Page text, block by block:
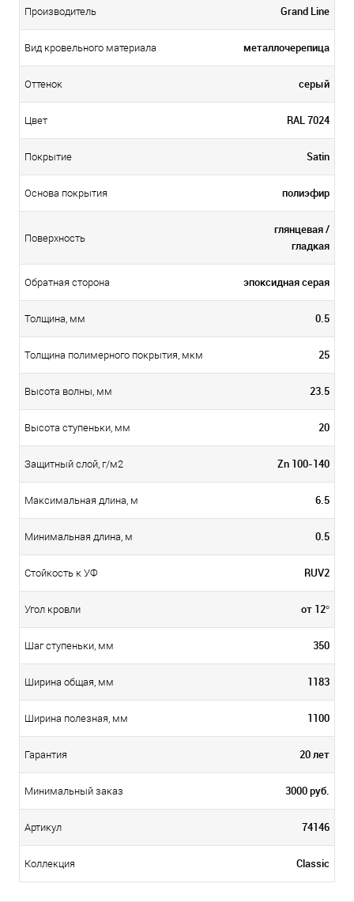
Производитель Grand Line
Вид кровельного материала металлочерепица
Оттенок серый
Цвет RAL 7024
Покрытие Satin
Основа покрытия полиэфир
Поверхность
глянцевая /
гладкая
Обратная сторона эпоксидная серая
Толщина, мм 0.5
Толщина полимерного покрытия, мкм 25
Высота волны, мм 23.5
Высота ступеньки, мм 20
Защитный слой, г/м2 Zn 100-140
Максимальная длина, м 6.5
Минимальная длина, м 0.5
Стойкость к УФ RUV2
Угол кровли от 12°
Шаг ступеньки, мм 350
Ширина общая, мм 1183
Ширина полезная, мм 1100
Гарантия 20 лет
Минимальный заказ 3000 руб.
Артикул 74146
Коллекция Classic